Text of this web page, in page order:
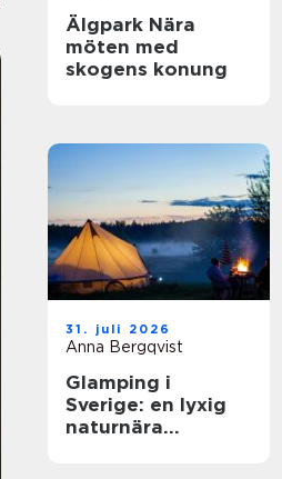
Älgpark Nära
möten med
skogens konung
31. juli 2026
Anna Bergqvist
Glamping i
Sverige: en lyxig
naturnära